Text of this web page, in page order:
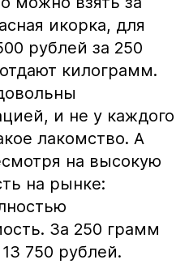
икорка, для
рублей за 250
килограмм.
и не у каждого
лакомство. А
на высокую
на рынке:
За 250 грамм
750 рублей.